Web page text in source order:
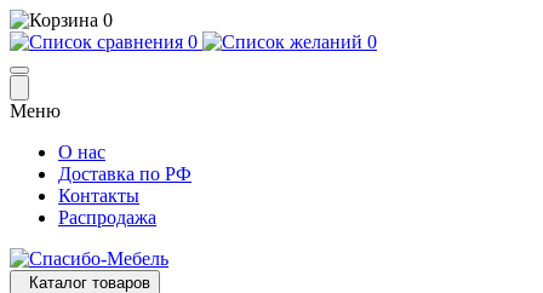
0
0
0
Меню
О нас
Доставка по РФ
Контакты
Распродажа
Каталог товаров